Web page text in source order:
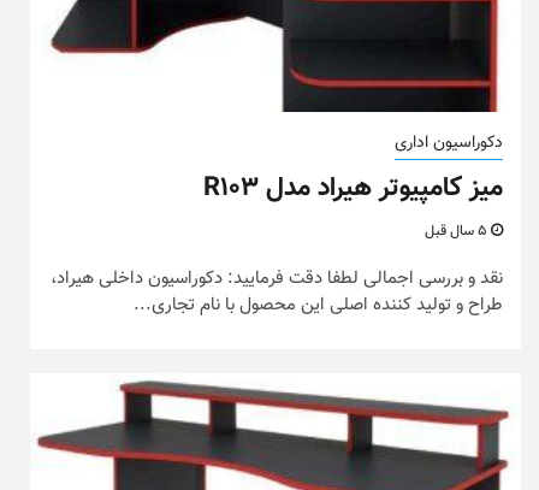
دکوراسیون اداری
میز کامپیوتر هیراد مدل R103
نقد و بررسی اجمالی لطفا دقت فرمایید: دکوراسیون داخلی هیراد،
طراح و تولید کننده اصلی این محصول با نام تجاری...